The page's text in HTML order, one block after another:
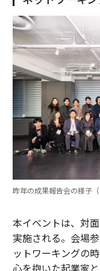
昨年の成果報告会の様子（
本イベントは、対
実施される。会場
ットワーキングの
心を抱いた起業家